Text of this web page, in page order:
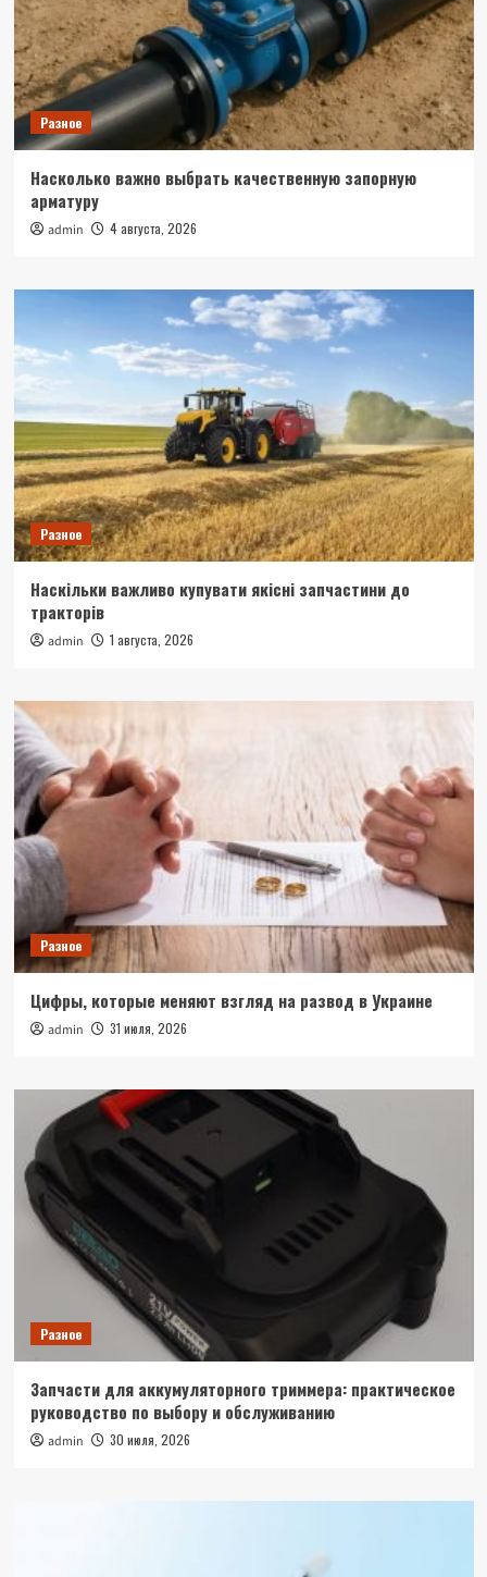
Разное
Насколько важно выбрать качественную запорную
арматуру
admin 4 августа, 2026
Разное
Наскільки важливо купувати якісні запчастини до
тракторів
admin 1 августа, 2026
Разное
Цифры, которые меняют взгляд на развод в Украине
admin 31 июля, 2026
Разное
Запчасти для аккумуляторного триммера: практическое
руководство по выбору и обслуживанию
admin 30 июля, 2026